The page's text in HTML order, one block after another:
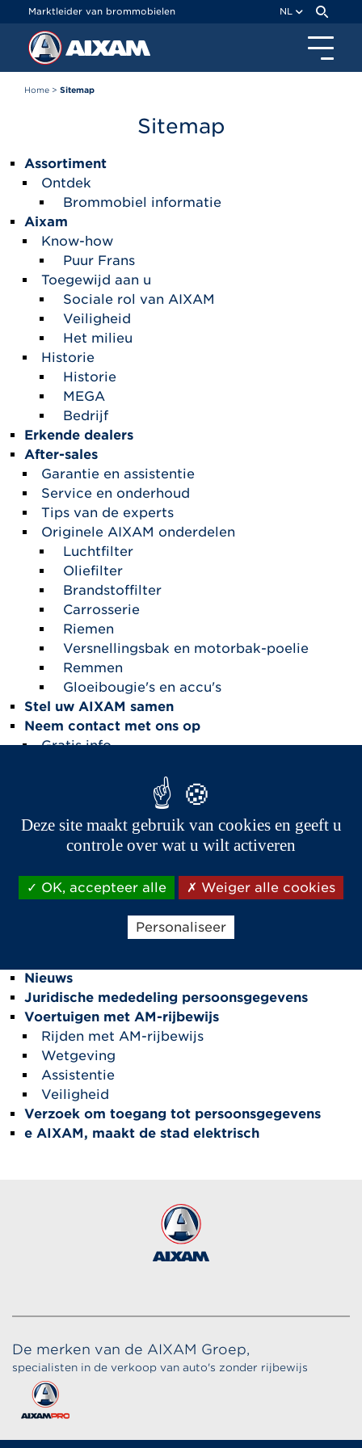
Marktleider van brommobielen NL
Home > Sitemap
Sitemap
Assortiment
Ontdek
Brommobiel informatie
Aixam
Know-how
Puur Frans
Toegewijd aan u
Sociale rol van AIXAM
Veiligheid
Het milieu
Historie
Historie
MEGA
Bedrijf
Erkende dealers
After-sales
Garantie en assistentie
Service en onderhoud
Tips van de experts
Originele AIXAM onderdelen
Luchtfilter
Oliefilter
Brandstoffilter
Carrosserie
Riemen
Versnellingsbak en motorbak-poelie
Remmen
Gloeibougie's en accu's
Stel uw AIXAM samen
Neem contact met ons op
Gratis info
Sitemap
Disclaimer
Pers
Privacyverklaring
Europese typegoedkeuring
Nieuws
Juridische mededeling persoonsgegevens
Voertuigen met AM-rijbewijs
Rijden met AM-rijbewijs
Wetgeving
Assistentie
Veiligheid
Verzoek om toegang tot persoonsgegevens
e AIXAM, maakt de stad elektrisch
De merken van de AIXAM Groep,
specialisten in de verkoop van auto's zonder rijbewijs
Cookies beheer paneel
Deze site maakt gebruik van cookies en geeft u
controle over wat u wilt activeren
OK, accepteer alle Weiger alle cookies
Personaliseer